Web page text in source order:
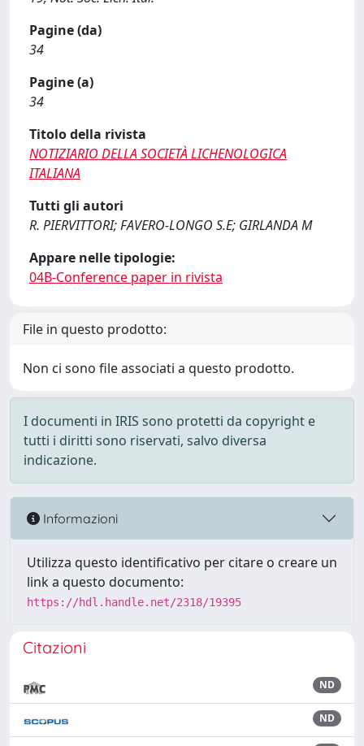
Pagine (da)
34
Pagine (a)
34
Titolo della rivista
NOTIZIARIO DELLA SOCIETÀ LICHENOLOGICA
ITALIANA
Tutti gli autori
R. PIERVITTORI; FAVERO-LONGO S.E; GIRLANDA M
Appare nelle tipologie:
04B-Conference paper in rivista
File in questo prodotto:
Non ci sono file associati a questo prodotto.
I documenti in IRIS sono protetti da copyright e
tutti i diritti sono riservati, salvo diversa
indicazione.
Informazioni
Utilizza questo identificativo per citare o creare un
link a questo documento:
https://hdl.handle.net/2318/19395
Citazioni
ND
ND